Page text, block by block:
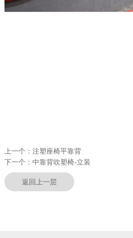
上一个： 注塑座椅平靠背
下一个： 中靠背吹塑椅-立装
返回上一层